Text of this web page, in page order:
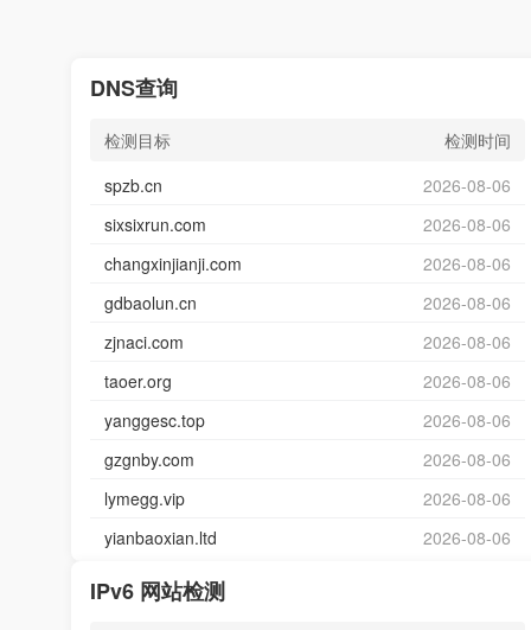
DNS查询
检测目标
检测时间
spzb.cn
2026-08-06
sixsixrun.com
2026-08-06
changxinjianji.com
2026-08-06
gdbaolun.cn
2026-08-06
zjnaci.com
2026-08-06
taoer.org
2026-08-06
yanggesc.top
2026-08-06
gzgnby.com
2026-08-06
lymegg.vip
2026-08-06
yianbaoxian.ltd
2026-08-06
IPv6 网站检测